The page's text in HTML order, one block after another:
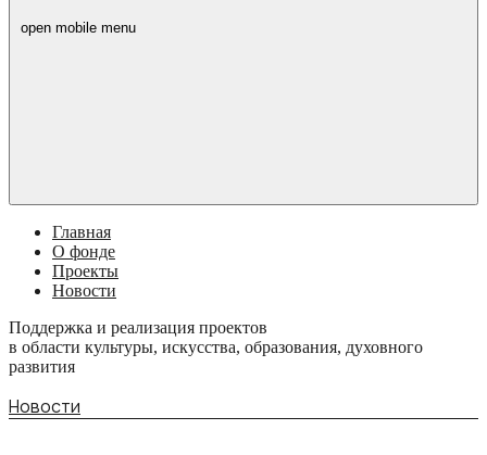
open mobile menu
Главная
О фонде
Проекты
Новости
Поддержка и реализация проектов
в области культуры, искусства, образования, духовного
развития
Новости